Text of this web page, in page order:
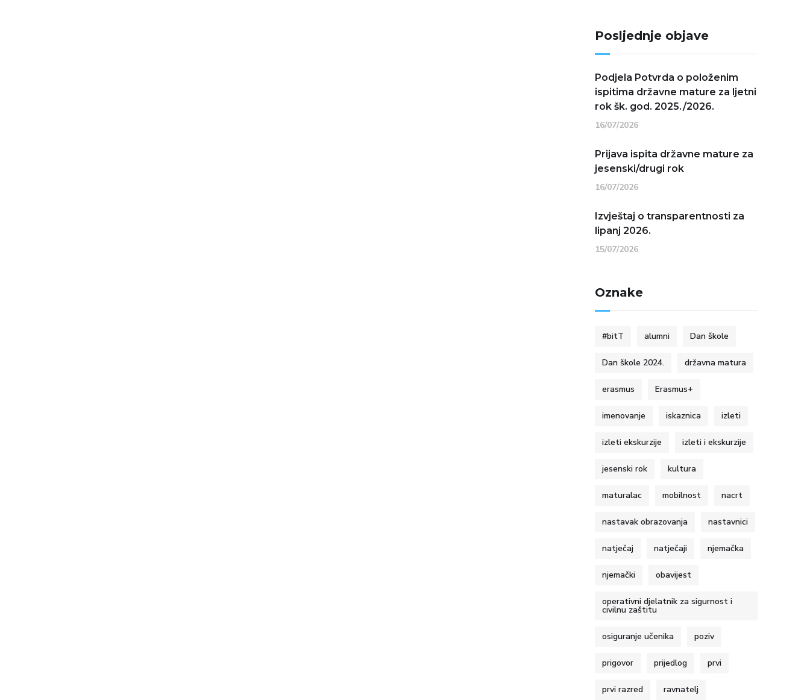
Posljednje objave
Podjela Potvrda o položenim
ispitima državne mature za ljetni
rok šk. god. 2025./2026.
16/07/2026
Prijava ispita državne mature za
jesenski/drugi rok
16/07/2026
Izvještaj o transparentnosti za
lipanj 2026.
15/07/2026
Oznake
#bitT alumni Dan škole
Dan škole 2024. državna matura
erasmus Erasmus+
imenovanje iskaznica izleti
izleti ekskurzije izleti i ekskurzije
jesenski rok kultura
maturalac mobilnost nacrt
nastavak obrazovanja nastavnici
natječaj natječaji njemačka
njemački obavijest
operativni djelatnik za sigurnost i
civilnu zaštitu
osiguranje učenika poziv
prigovor prijedlog prvi
prvi razred ravnatelj